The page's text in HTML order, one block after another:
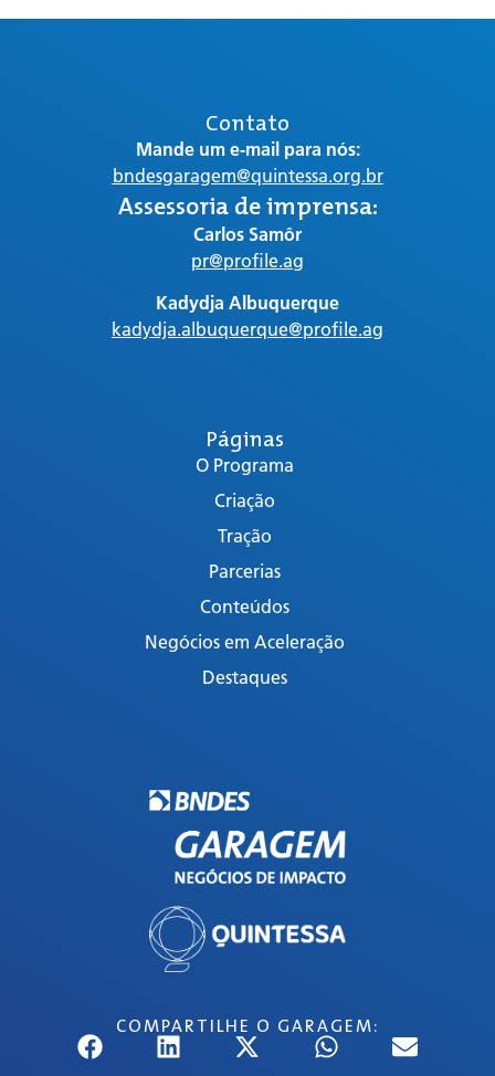
COMPARTILHE O GARAGEM:
Páginas
O Programa
Criação
Tração
Parcerias
Conteúdos
Negócios em Aceleração
Destaques
Contato
Mande um e-mail para nós:
bndesgaragem@quintessa.org.br
Assessoria de imprensa:
Carlos Samôr
pr@profile.ag
Kadydja Albuquerque
kadydja.albuquerque@profile.ag